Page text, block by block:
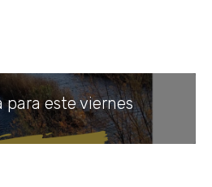
para este viernes